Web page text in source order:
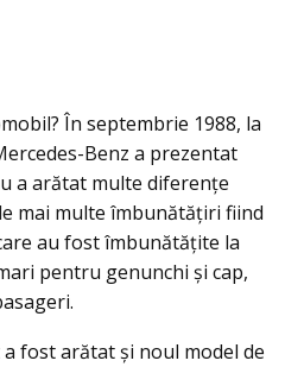
În septembrie 1988, la
Benz a prezentat
a arătat multe diferențe
mai multe îmbunătățiri fiind
au fost îmbunătățite la
pentru genunchi şi cap,
fost arătat şi noul model de